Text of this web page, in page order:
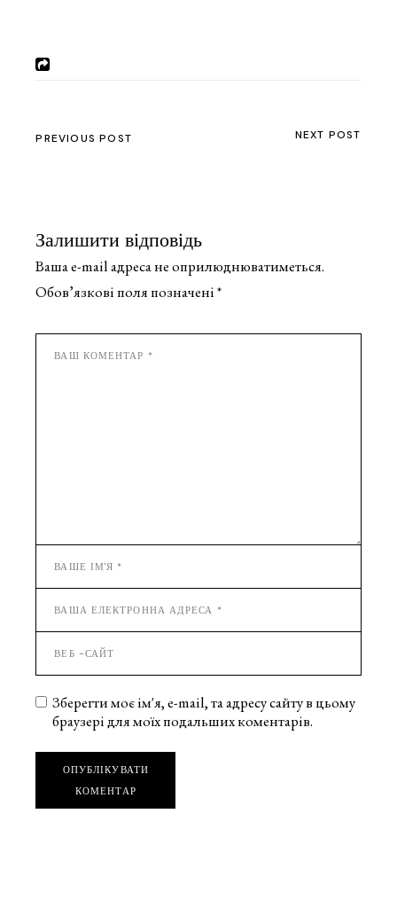
PREVIOUS POST NEXT POST
Залишити відповідь
Ваша e-mail адреса не оприлюднюватиметься.
Обов’язкові поля позначені*
Зберегти моє ім'я, e-mail, та адресу сайту в цьому
браузері для моїх подальших коментарів.
ОПУБЛІКУВАТИ
КОМЕНТАР